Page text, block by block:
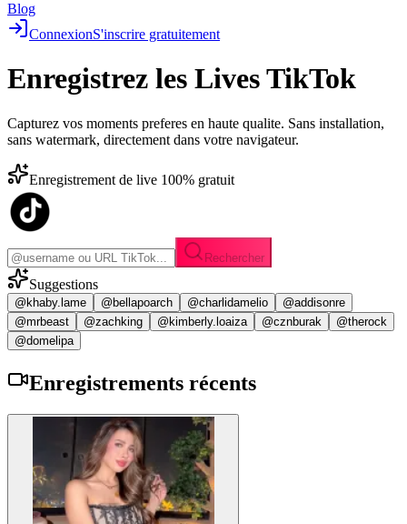
Blog
ConnexionS'inscrire gratuitement
Enregistrez les Lives TikTok
Capturez vos moments preferes en haute qualite. Sans installation,
sans watermark, directement dans votre navigateur.
Enregistrement de live 100% gratuit
Rechercher
Suggestions
@khaby.lame @bellapoarch @charlidamelio
@addisonre
@mrbeast
@zachking @kimberly.loaiza @cznburak
@therock
@domelipa
Enregistrements récents